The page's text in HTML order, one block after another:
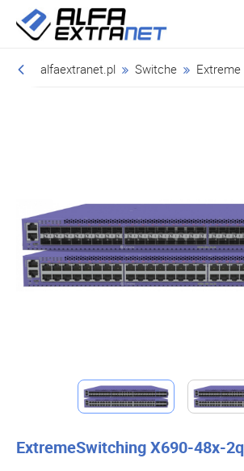
alfaextranet.pl Switche
ExtremeSwitching X690-48x-